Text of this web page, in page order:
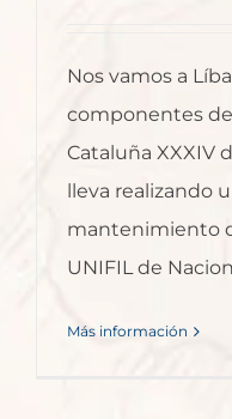
Nos vamos a
componentes
Cataluña XXXIV
lleva realizando
mantenimiento
UNIFIL de
Más información